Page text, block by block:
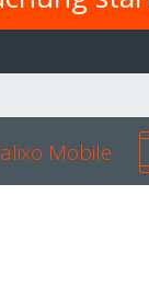
Mobile